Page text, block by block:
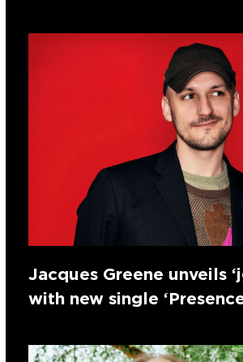
Jacques Greene unveils
with new single